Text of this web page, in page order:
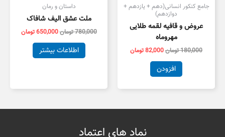
جامع کنکور انسانی(دهم + یازدهم +
دوازدهم)
عروض و قافیه لقمه طلایی
مهروماه
180,000تومان82,000تومان
افزودن
داستان و رمان
ملت عشق الیف شافاک
780,000تومان650,000تومان
اطلاعات بیشتر
نماد های اعتماد